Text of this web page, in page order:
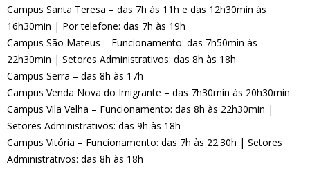
Campus Santa Teresa – das 7h às 11h e das 12h30min às
16h30min | Por telefone: das 7h às 19h
Campus São Mateus – Funcionamento: das 7h50min às
22h30min | Setores Administrativos: das 8h às 18h
Campus Serra – das 8h às 17h
Campus Venda Nova do Imigrante – das 7h30min às 20h30min
Campus Vila Velha – Funcionamento: das 8h às 22h30min |
Setores Administrativos: das 9h às 18h
Campus Vitória – Funcionamento: das 7h às 22:30h | Setores
Administrativos: das 8h às 18h